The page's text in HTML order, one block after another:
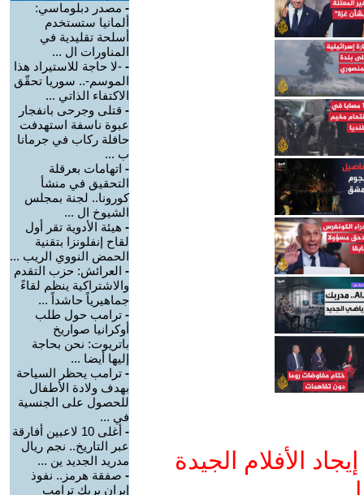
الأفلام الجيدة
- مصدر دبلوماسي:
ألمانيا ستستخدم
أسلحة تقليدية في
المناورات ال ...
- -لا حاجة للاستيراد هذا
الموسم-.. سوريا تحقّق
الاكتفاء الذاتي ...
- قتلى وجرحى بانفجار
عبوة ناسفة استهدفت
حافلة ركاب في جرمانا
ب ...
- اتهامات بعرقلة
التحقيق في منشأ
كورونا.. لجنة بمجلس
الشيوخ ال ...
- هيئة الأدوية تقر أول
لقاح إنفلونزا بتقنية
الحمض النووي الريب ...
- العرائش: حزب التقدم
والاشتراكية ينظم لقاءً
جماهيرياً حاشداً ...
- ترامب حول طلب
أوكرانيا صواريخ
باتريوت: نحن بحاجة
إليها أيضا ...
- ترامب يحظر السياحة
بهدف ولادة الأطفال
للحصول على الجنسية
في ...
-
أغلى 10 لاعبين أفارقة
عبر التاريخ.. نجم ريال
مدريد الجديد ين ...
- صفقة هرمز.. نفوذ
إيران يربك ترامب